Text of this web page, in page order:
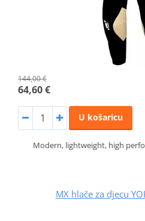
144,00 €
64,60 €
U košaricu
Modern, lightweight, high
MX hlače za djecu